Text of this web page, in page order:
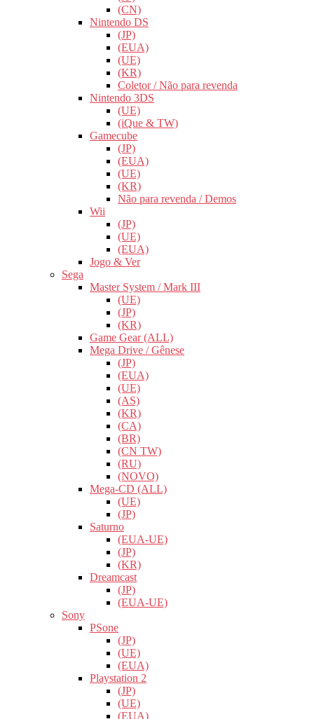
(CN)
Nintendo DS
(JP)
(EUA)
(UE)
(KR)
Coletor / Não para revenda
Nintendo 3DS
(UE)
(iQue & TW)
Gamecube
(JP)
(EUA)
(UE)
(KR)
Não para revenda / Demos
Wii
(JP)
(UE)
(EUA)
Jogo & Ver
Sega
Master System / Mark III
(UE)
(JP)
(KR)
Game Gear (ALL)
Mega Drive / Gênese
(JP)
(EUA)
(UE)
(AS)
(KR)
(CA)
(BR)
(CN TW)
(RU)
(NOVO)
Mega-CD (ALL)
(UE)
(JP)
Saturno
(EUA-UE)
(JP)
(KR)
Dreamcast
(JP)
(EUA-UE)
Sony
PSone
(JP)
(UE)
(EUA)
Playstation 2
(JP)
(UE)
(EUA)